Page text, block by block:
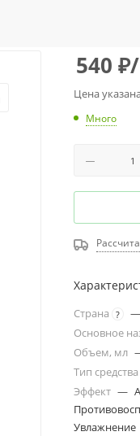
540 ₽
Цена
Много
Страна ? —
Основное
Объем, мл
Тип средства
Эффект —
Увлажнение